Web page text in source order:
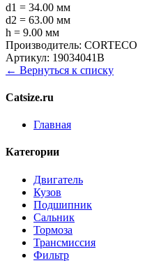
d1 = 34.00 мм
d2 = 63.00 мм
h = 9.00 мм
Производитель: CORTECO
Артикул: 19034041B
← Вернуться к списку
Catsize.ru
Главная
Категории
Двигатель
Кузов
Подшипник
Сальник
Тормоза
Трансмиссия
Фильтр